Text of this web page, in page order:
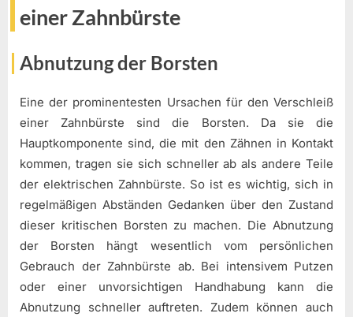
einer Zahnbürste
Abnutzung der Borsten
Eine der prominentesten Ursachen für den Verschleiß
einer Zahnbürste sind die Borsten. Da sie die
Hauptkomponente sind, die mit den Zähnen in Kontakt
kommen, tragen sie sich schneller ab als andere Teile
der elektrischen Zahnbürste. So ist es wichtig, sich in
regelmäßigen Abständen Gedanken über den Zustand
dieser kritischen Borsten zu machen. Die Abnutzung
der Borsten hängt wesentlich vom persönlichen
Gebrauch der Zahnbürste ab. Bei intensivem Putzen
oder einer unvorsichtigen Handhabung kann die
Abnutzung schneller auftreten. Zudem können auch